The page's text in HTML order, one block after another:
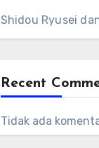
Shidou Ryusei
Recent
Tidak ada